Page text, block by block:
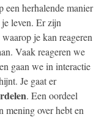
een herhalende manier
leven. Er zijn
je kan reageren
Vaak reageren we
gaan we in interactie
Je gaat er
. Een oordeel
mening over hebt en